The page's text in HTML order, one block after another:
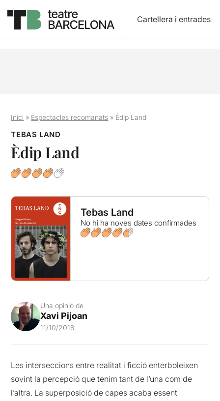
Cartellera i entrades
Inici » Espectacles recomanats » Èdip Land
TEBAS LAND
Èdip Land
Tebas Land
No hi ha noves dates confirmades
Una opinió de
Xavi Pijoan
11/10/2018
Les interseccions entre realitat i ficció enterboleixen
sovint la percepció que tenim tant de l’una com de
l’altra. La superposició de capes acaba essent